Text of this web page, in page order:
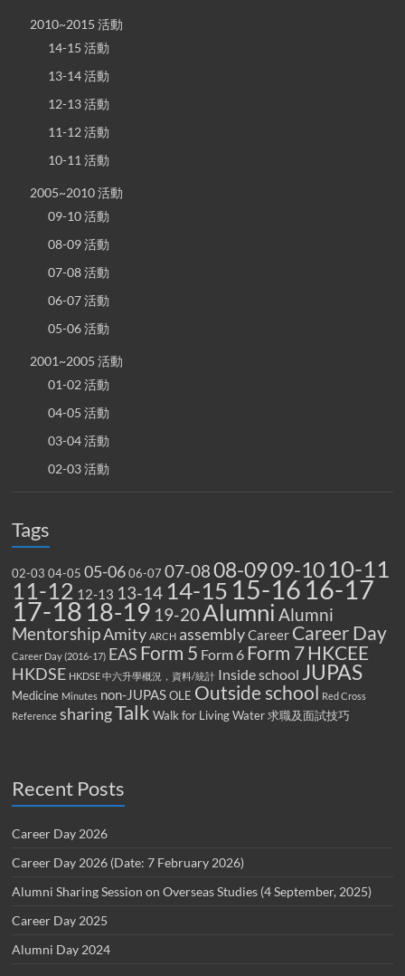
2010~2015 活動
14-15 活動
13-14 活動
12-13 活動
11-12 活動
10-11 活動
2005~2010 活動
09-10 活動
08-09 活動
07-08 活動
06-07 活動
05-06 活動
2001~2005 活動
01-02 活動
04-05 活動
03-04 活動
02-03 活動
Tags
02-03 04-05 05-06 06-07 07-0808-0909-10 10-11
11-12 12-13 13-14 14-15 15-16 16-17
17-18 18-19 19-20Alumni Alumni
MentorshipAmity ARCH assemblyCareer Career Day
Career Day (2016-17) EAS Form 5 Form 6 Form 7HKCEE
HKDSE HKDSE 中六升學概況，資料/統計 Inside school JUPAS
Medicine Minutes non-JUPAS OLE Outside school Red Cross
Reference sharingTalk Walk for Living Water 求職及面試技巧
Recent Posts
Career Day 2026
Career Day 2026 (Date: 7 February 2026)
Alumni Sharing Session on Overseas Studies (4 September, 2025)
Career Day 2025
Alumni Day 2024